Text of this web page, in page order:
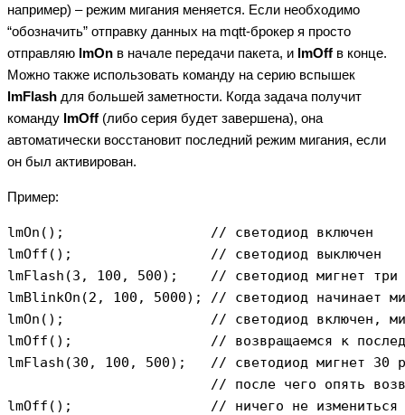
например) – режим мигания меняется. Если необходимо
“обозначить” отправку данных на mqtt-брокер я просто
отправляю lmOn в начале передачи пакета, и lmOff в конце.
Можно также использовать команду на серию вспышек
lmFlash для большей заметности. Когда задача получит
команду lmOff (либо серия будет завершена), она
автоматически восстановит последний режим мигания, если
он был активирован.
Пример:
lmOn();                  // светодиод включен
lmOff();                 // светодиод выключен
lmFlash(3, 100, 500);    // светодиод мигнет три
lmBlinkOn(2, 100, 5000); // светодиод начинает
lmOn();                  // светодиод включен,
lmOff();                 // возвращаемся к
lmFlash(30, 100, 500);   // светодиод мигнет 30
// после чего опять
lmOff();                 // ничего не